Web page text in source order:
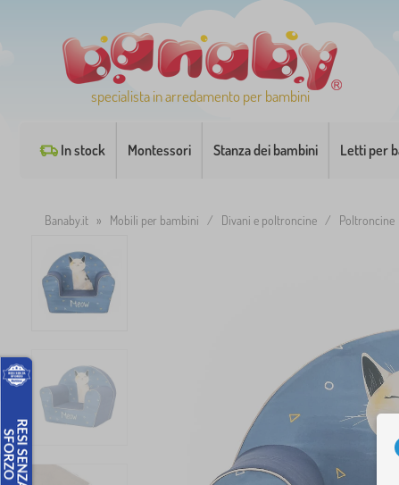
specialista in arredamento per bambini
In stock Montessori Stanza dei bambini Letti per
Banaby.it » Mobili per bambini / Divani e poltroncine / Poltroncine